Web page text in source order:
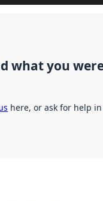
what you
here, or ask for help